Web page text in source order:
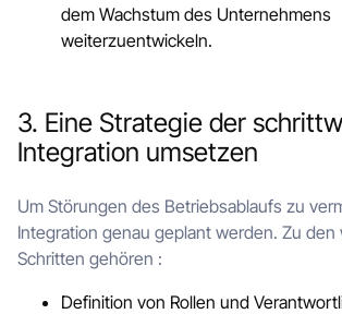
dem Wachstum des Unternehmens
weiterzuentwickeln.
3. Eine Strategie der
Integration umsetzen
Um Störungen des Betriebsablaufs zu
Integration genau geplant werden. Zu den
Schritten gehören :
Definition von Rollen und